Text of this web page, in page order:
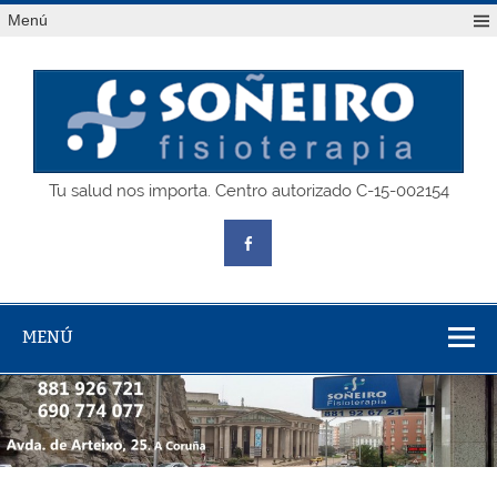
Saltar
alMenú
SOÑEIRO
Tu salud nos importa. Centro autorizado C-15-002154
MENÚ